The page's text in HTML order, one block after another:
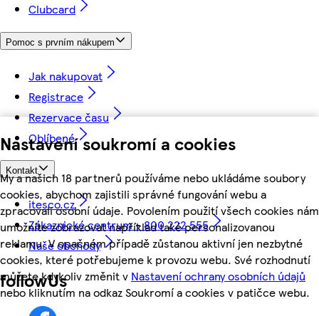
Nastavení soukromí a cookies
My a našich 18 partnerů používáme nebo ukládáme soubory
cookies, abychom zajistili správné fungování webu a
zpracovali osobní údaje. Povolením použití všech cookies nám
umožníte zobrazovat například také personalizovanou
reklamu. V opačném případě zůstanou aktivní jen nezbytné
cookies, které potřebujeme k provozu webu. Své rozhodnutí
můžete kdykoliv změnit v Nastavení ochrany osobních údajů
nebo kliknutím na odkaz Soukromí a cookies v patičce webu.
Clubcard
Pomoc s prvním nákupem
Jak nakupovat
Registrace
Rezervace času
Oblíbené
Kontakt
itesco.cz
Zákaznické centrum - 800 222 555
Naše obchody
followUs